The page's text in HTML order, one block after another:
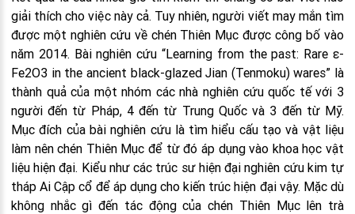
giải thích cho việc này cả. Tuy nhiên, người viết may mắn tìm
được một nghiên cứu về chén Thiên Mục được công bố vào
năm 2014. Bài nghiên cứu “Learning from the past: Rare ε-
Fe2O3 in the ancient black-glazed Jian (Tenmoku) wares” là
thành quả của một nhóm các nhà nghiên cứu quốc tế với 3
người đến từ Pháp, 4 đến từ Trung Quốc và 3 đến từ Mỹ.
Mục đích của bài nghiên cứu là tìm hiểu cấu tạo và vật liệu
làm nên chén Thiên Mục để từ đó áp dụng vào khoa học vật
liệu hiện đại. Kiểu như các trúc sư hiện đại nghiên cứu kim tự
tháp Ai Cập cổ để áp dụng cho kiến trúc hiện đại vậy. Mặc dù
không nhắc gì đến tác động của chén Thiên Mục lên trà